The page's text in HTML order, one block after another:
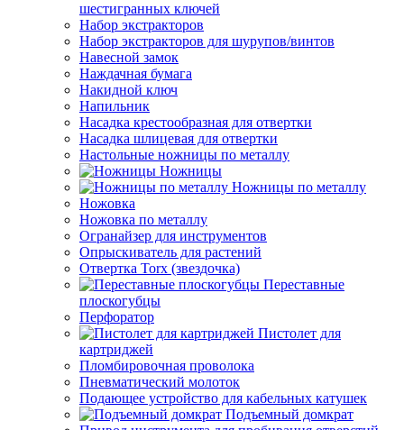
шестигранных ключей
Набор экстракторов
Набор экстракторов для шурупов/винтов
Навесной замок
Наждачная бумага
Накидной ключ
Напильник
Насадка крестообразная для отвертки
Насадка шлицевая для отвертки
Настольные ножницы по металлу
Ножницы
Ножницы по металлу
Ножовка
Ножовка по металлу
Огранайзер для инструментов
Опрыскиватель для растений
Отвертка Torx (звездочка)
Переставные
плоскогубцы
Перфоратор
Пистолет для
картриджей
Пломбировочная проволока
Пневматический молоток
Подающее устройство для кабельных катушек
Подъемный домкрат